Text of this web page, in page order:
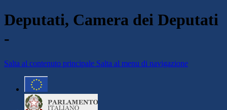
Deputati, Camera dei Deputati
-
Salta al contenuto principale Salta al menu di navigazione